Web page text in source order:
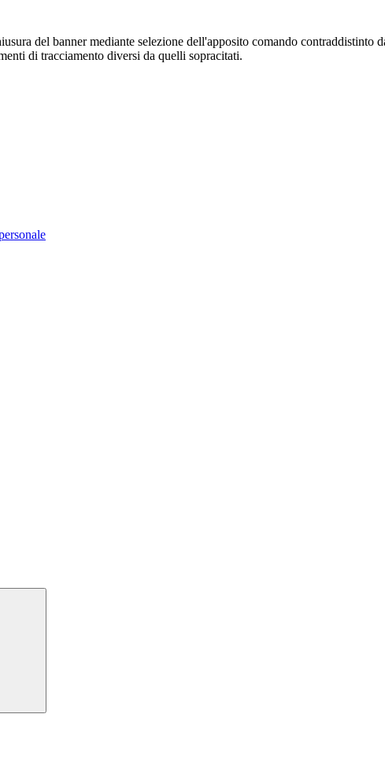
del banner mediante selezione dell'apposito comando
di tracciamento diversi da quelli sopracitati.